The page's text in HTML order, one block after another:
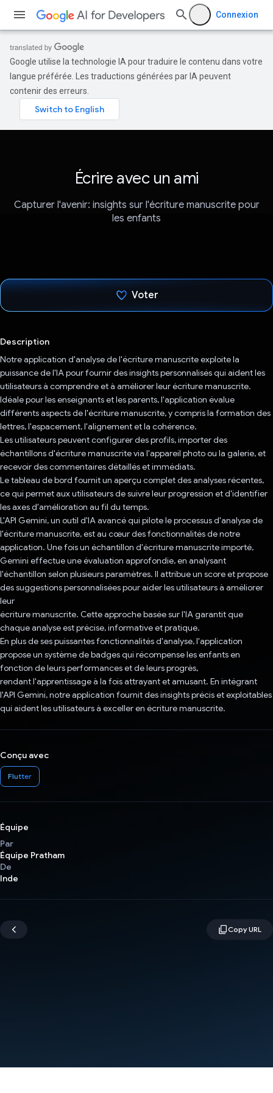
Connexion
Google utilise la technologie IA pour traduire le contenu dans votre
langue préférée. Les traductions générées par IA peuvent
contenir des erreurs.
Écrire avec un ami
Capturer l'avenir: insights sur l'écriture manuscrite pour
les enfants
Voter
Description
Notre application d'analyse de l'écriture manuscrite exploite la
puissance de l'IA pour fournir des insights personnalisés qui aident les
utilisateurs à comprendre et à améliorer leur écriture manuscrite.
Idéale pour les enseignants et les parents, l'application évalue
différents aspects de l'écriture manuscrite, y compris la formation des
lettres, l'espacement, l'alignement et la cohérence.
Les utilisateurs peuvent configurer des profils, importer des
échantillons d'écriture manuscrite via l'appareil photo ou la galerie, et
recevoir des commentaires détaillés et immédiats.
Le tableau de bord fournit un aperçu complet des analyses récentes,
ce qui permet aux utilisateurs de suivre leur progression et d'identifier
les axes d'amélioration au fil du temps.
L'API Gemini, un outil d'IA avancé qui pilote le processus d'analyse de
l'écriture manuscrite, est au cœur des fonctionnalités de notre
application. Une fois un échantillon d'écriture manuscrite importé,
Gemini effectue une évaluation approfondie, en analysant
l'échantillon selon plusieurs paramètres. Il attribue un score et propose
des suggestions personnalisées pour aider les utilisateurs à améliorer
leur
écriture manuscrite. Cette approche basée sur l'IA garantit que
chaque analyse est précise, informative et pratique.
En plus de ses puissantes fonctionnalités d'analyse, l'application
propose un système de badges qui récompense les enfants en
fonction de leurs performances et de leurs progrès,
rendant l'apprentissage à la fois attrayant et amusant. En intégrant
l'API Gemini, notre application fournit des insights précis et exploitables
qui aident les utilisateurs à exceller en écriture manuscrite.
Conçu avec
Flutter
Équipe
Par
Équipe Pratham
De
Inde